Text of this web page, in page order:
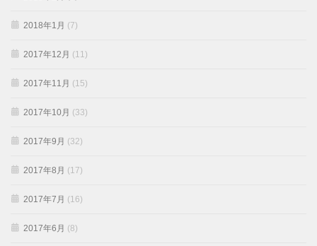
2018年1月 (7)
2017年12月 (11)
2017年11月 (15)
2017年10月 (33)
2017年9月 (32)
2017年8月 (17)
2017年7月 (16)
2017年6月 (8)